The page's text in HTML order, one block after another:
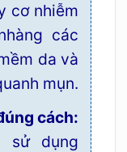
cơ nhiễm
các
da và
mụn.
cách:
sử dụng